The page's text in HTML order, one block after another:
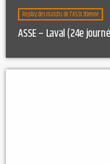
Replay des matchs de l'AS St Etienne
ASSE – Laval (24e